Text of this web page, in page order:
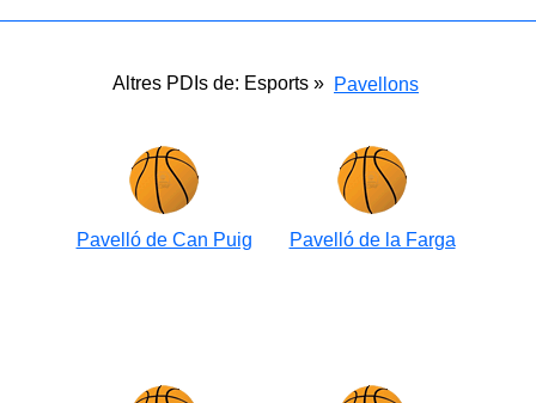
Altres PDIs de: Esports » Pavellons
Pavelló de Can Puig Pavelló de la Farga